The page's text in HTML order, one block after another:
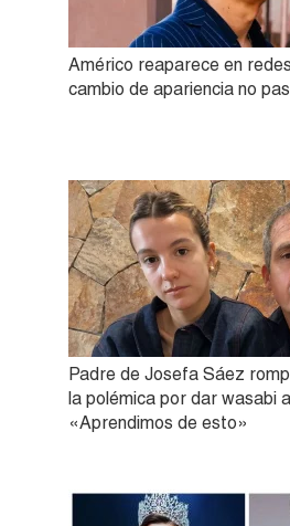
Américo reaparece en
cambio de apariencia no
Padre de Josefa Sáez
la polémica por dar wasabi
«Aprendimos de esto»